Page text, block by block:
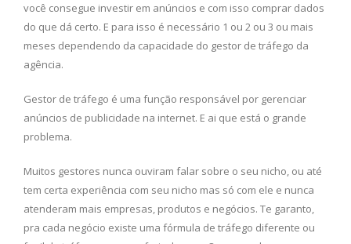
você consegue investir em anúncios e com isso comprar dados
do que dá certo. E para isso é necessário 1 ou 2 ou 3 ou mais
meses dependendo da capacidade do gestor de tráfego da
agência.
Gestor de tráfego é uma função responsável por gerenciar
anúncios de publicidade na internet. E ai que está o grande
problema.
Muitos gestores nunca ouviram falar sobre o seu nicho, ou até
tem certa experiência com seu nicho mas só com ele e nunca
atenderam mais empresas, produtos e negócios. Te garanto,
pra cada negócio existe uma fórmula de tráfego diferente ou